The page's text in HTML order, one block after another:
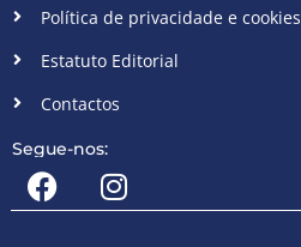
Política de privacidade e cookies
Estatuto Editorial
Contactos
Segue-nos: